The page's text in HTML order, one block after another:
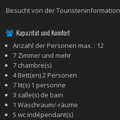
Besucht von der Touristeninformation
Kapazität und Komfort
Anzahl der Personen max. : 12
7 Zimmer und mehr
7 chambre(s)
4 Bett(en) 2 Personen
7 lit(s) 1 personne
3 salle(s) de bain
1 Waschraum/-räume
5 wc indépendant(s)